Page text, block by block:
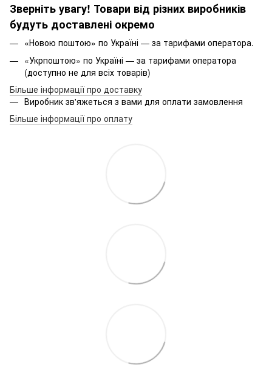
Зверніть увагу! Товари від різних виробників
будуть доставлені окремо
«Новою поштою» по Україні — за тарифами оператора.
«Укрпоштою» по Україні — за тарифами оператора
(доступно не для всіх товарів)
Більше інформації про доставку
Виробник зв'яжеться з вами для оплати замовлення
Більше інформації про оплату